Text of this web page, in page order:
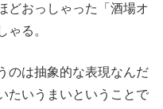
どおっしゃった「酒場オ
ゃる。
のは抽象的な表現なんだ
たいうまいということで